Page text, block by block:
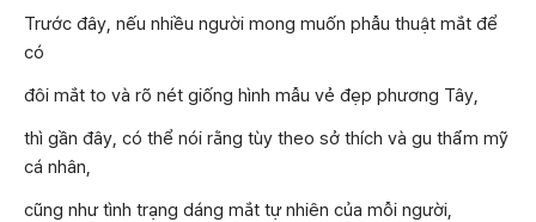
Trước đây, nếu nhiều người mong muốn phẫu thuật mắt để
có
đôi mắt to và rõ nét giống hình mẫu vẻ đẹp phương Tây,
thì gần đây, có thể nói rằng tùy theo sở thích và gu thẩm mỹ
cá nhân,
cũng như tình trạng dáng mắt tự nhiên của mỗi người,